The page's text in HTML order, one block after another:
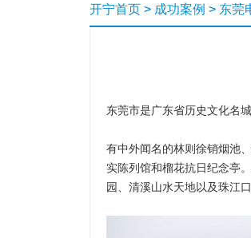
开宁首页 > 成功案例 > 东莞
东莞市是广东省历史文化名
有中外闻名的林则徐销烟池
实陈列馆和榴花抗日纪念亭
园、清溪山水天地以及珠江